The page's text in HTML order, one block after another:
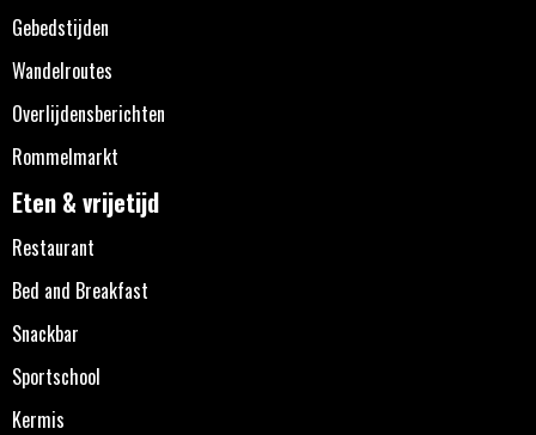
Gebedstijden
Wandelroutes
Overlijdensberichten
Rommelmarkt
Eten & vrijetijd
Restaurant
Bed and Breakfast
Snackbar
Sportschool
Kermis